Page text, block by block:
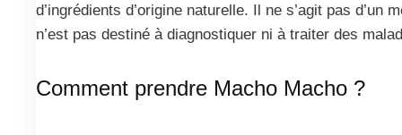
d’ingrédients d’origine naturelle. Il ne s’agit pas d’un
n’est pas destiné à diagnostiquer ni à traiter des
Comment prendre Macho Macho ?